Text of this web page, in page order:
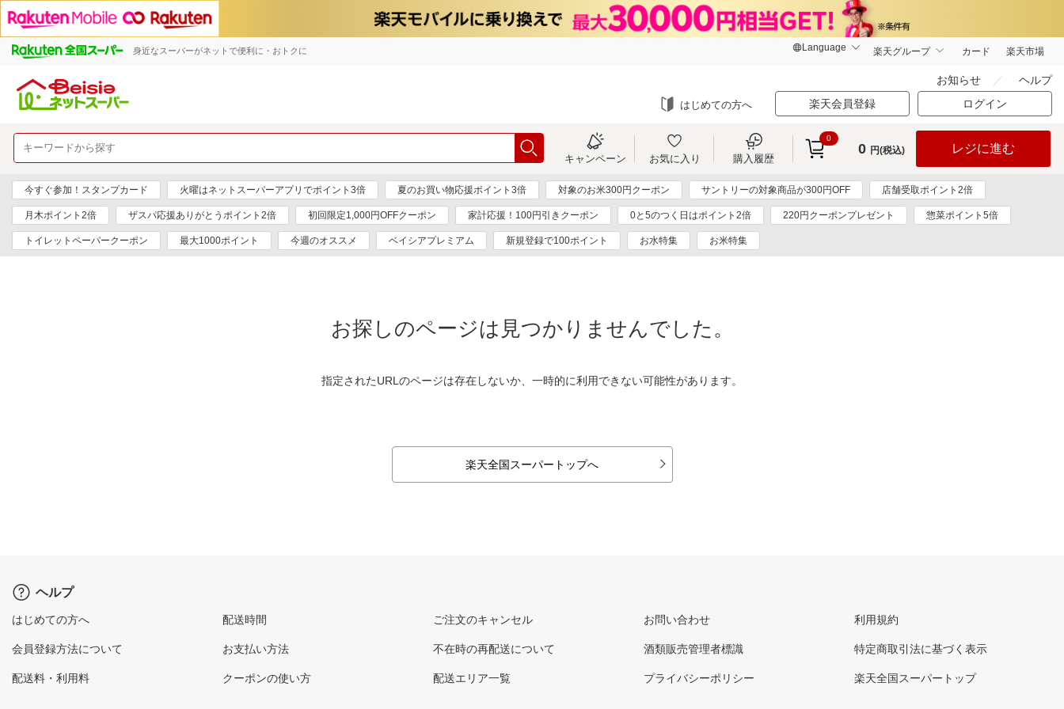
身近なスーパーがネットで便利に・おトクに 楽天グループ カード 楽天市場
お知らせ ヘルプ
はじめての方へ 楽天会員登録 ログイン
キャンペーン お気に入り 購入履歴
0
0 円(税込) レジに進む
今すぐ参加！スタンプカード 火曜はネットスーパーアプリでポイント3倍 夏のお買い物応援ポイント3倍 対象のお米300円クーポン サントリーの対象商品が300円OFF 店舗受取ポイント2倍
月木ポイント2倍 ザスパ応援ありがとうポイント2倍 初回限定1,000円OFFクーポン 家計応援！100円引きクーポン 0と5のつく日はポイント2倍 220円クーポンプレゼント 惣菜ポイント5倍
トイレットペーパークーポン 最大1000ポイント 今週のオススメ ベイシアプレミアム 新規登録で100ポイント お水特集 お米特集
お探しのページは見つかりませんでした。
指定されたURLのページは存在しないか、一時的に利用できない可能性があります。
楽天全国スーパートップへ
ヘルプ
はじめての方へ
会員登録方法について
配送料・利用料
配送時間
お支払い方法
クーポンの使い方
ご注文のキャンセル
不在時の再配送について
配送エリア一覧
お問い合わせ
酒類販売管理者標識
プライバシーポリシー
利用規約
特定商取引法に基づく表示
楽天全国スーパートップ